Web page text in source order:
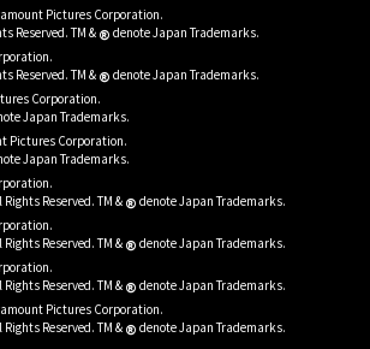
Pictures Corporation.
Reserved. TM & ® denote Japan Trademarks.
Reserved. TM & ® denote Japan Trademarks.
Corporation.
Japan Trademarks.
Pictures Corporation.
Japan Trademarks.
Rights Reserved. TM & ® denote Japan Trademarks.
Rights Reserved. TM & ® denote Japan Trademarks.
Rights Reserved. TM & ® denote Japan Trademarks.
Pictures Corporation.
Rights Reserved. TM & ® denote Japan Trademarks.